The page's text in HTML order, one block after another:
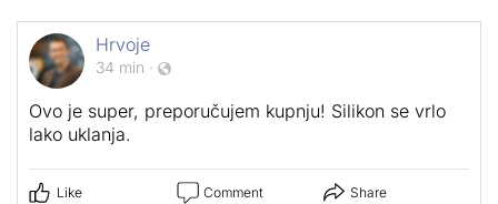
Hrvoje
34 min ·
Ovo je super, preporučujem kupnju! Silikon se vrlo
lako uklanja.
Like Comment Share